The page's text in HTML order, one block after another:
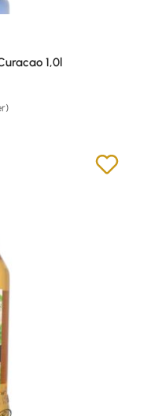
1,0l
Preis: